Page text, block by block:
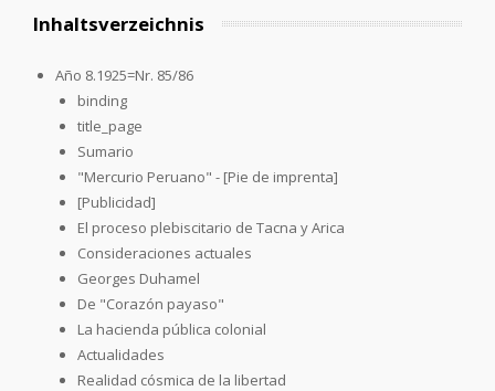
Inhaltsverzeichnis
Año 8.1925=Nr. 85/86
binding
title_page
Sumario
"Mercurio Peruano" - [Pie de imprenta]
[Publicidad]
El proceso plebiscitario de Tacna y Arica
Consideraciones actuales
Georges Duhamel
De "Corazón payaso"
La hacienda pública colonial
Actualidades
Realidad cósmica de la libertad